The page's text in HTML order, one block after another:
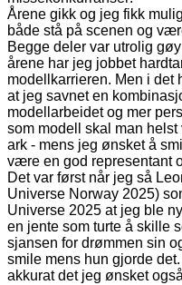
Årene gikk og jeg fikk
både stå på scenen og
Begge deler var utrolig
årene har jeg jobbet
modellkarrieren. Men i det
at jeg savnet en
modellarbeidet og mer
som modell skal man
ark - mens jeg ønsket å
være en god representant
Det var først når jeg så
Universe Norway 2025)
Universe 2025 at jeg ble
en jente som turte å skille
sjansen for drømmen sin
smile mens hun gjorde
akkurat det jeg ønsket